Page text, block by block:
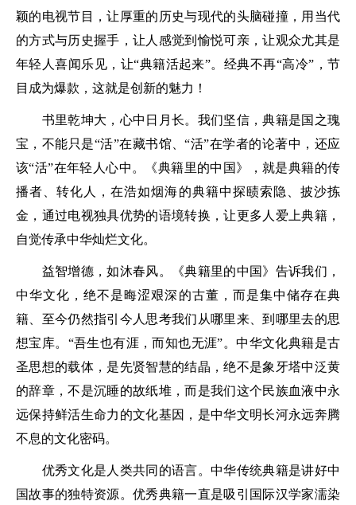
颖的电视节目，让厚重的历史与现代的头脑碰撞，用当代
的方式与历史握手，让人感觉到愉悦可亲，让观众尤其是
年轻人喜闻乐见，让“典籍活起来”。经典不再“高冷”，节
目成为爆款，这就是创新的魅力！
书里乾坤大，心中日月长。我们坚信，典籍是国之瑰
宝，不能只是“活”在藏书馆、“活”在学者的论著中，还应
该“活”在年轻人心中。《典籍里的中国》，就是典籍的传
播者、转化人，在浩如烟海的典籍中探赜索隐、披沙拣
金，通过电视独具优势的语境转换，让更多人爱上典籍，
自觉传承中华灿烂文化。
益智增德，如沐春风。《典籍里的中国》告诉我们，
中华文化，绝不是晦涩艰深的古董，而是集中储存在典
籍、至今仍然指引今人思考我们从哪里来、到哪里去的思
想宝库。“吾生也有涯，而知也无涯”。中华文化典籍是古
圣思想的载体，是先贤智慧的结晶，绝不是象牙塔中泛黄
的辞章，不是沉睡的故纸堆，而是我们这个民族血液中永
远保持鲜活生命力的文化基因，是中华文明长河永远奔腾
不息的文化密码。
优秀文化是人类共同的语言。中华传统典籍是讲好中
国故事的独特资源。优秀典籍一直是吸引国际汉学家濡染